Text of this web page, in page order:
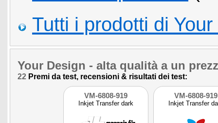
Tutti i prodotti di
Your Design - alta qualità a un
22 Premi da test, recensioni & risultati dei test:
VM-6808-919
Inkjet Transfer dark
VM-6808-919
Inkjet Transfer